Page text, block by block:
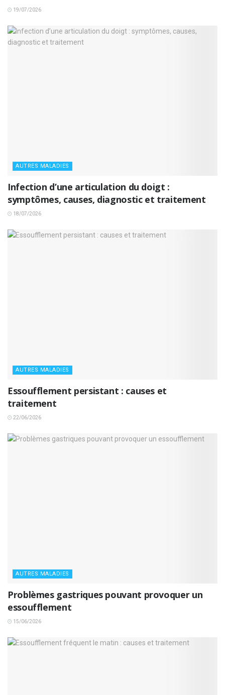
19/07/2026
AUTRES MALADIES
Infection d’une articulation du doigt :
symptômes, causes, diagnostic et traitement
18/07/2026
AUTRES MALADIES
Essoufflement persistant : causes et
traitement
22/06/2026
AUTRES MALADIES
Problèmes gastriques pouvant provoquer un
essoufflement
15/06/2026